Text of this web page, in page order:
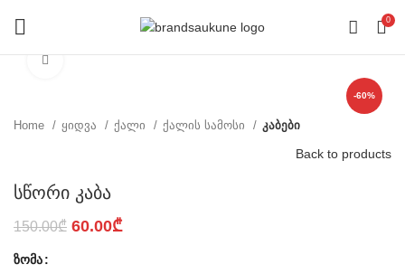
0
-60%
Home ყიდვა ქალი ქალის სამოსი კაბები
Back to products
სწორი კაბა
150.00₾ Original
60.00₾Current
ზომა